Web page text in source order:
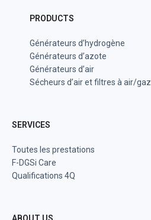
PRODUCTS
Générateurs d’hydrogène
Générateurs d’azote
Générateurs d’air
Sécheurs d’air et filtres à air/gaz
SERVICES
Toutes les prestations
F-DGSi Care
Qualifications 4Q
ABOUT US